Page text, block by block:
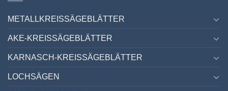
METALLKREISSÄGEBLÄTTER
AKE-KREISSÄGEBLÄTTER
KARNASCH-KREISSÄGEBLÄTTER
LOCHSÄGEN